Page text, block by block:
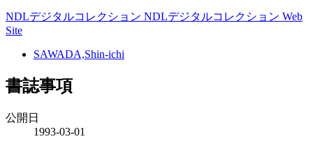
NDLデジタルコレクション NDLデジタルコレクション Web
Site
SAWADA,Shin-ichi
書誌事項
公開日
1993-03-01